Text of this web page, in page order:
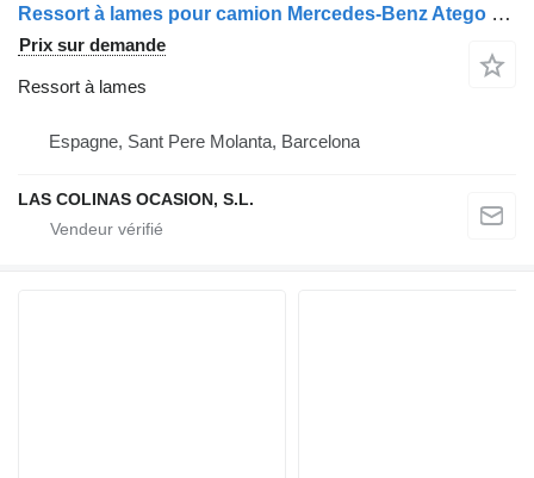
Ressort à lames pour camion Mercedes-Benz Atego 2 4-Cil. 4x2 BM 970/2/4/6 (2005->)
Prix sur demande
Ressort à lames
Espagne, Sant Pere Molanta, Barcelona
LAS COLINAS OCASION, S.L.